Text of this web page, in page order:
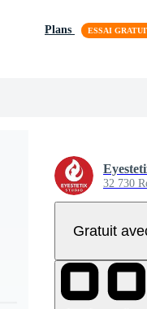
Plans
32 730
Gratuit